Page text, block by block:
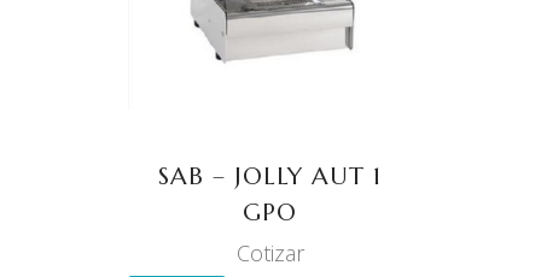
SAB – JOLLY AUT 1
GPO
Cotizar